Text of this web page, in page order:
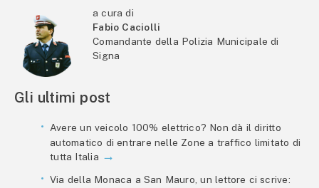
a cura di
Fabio Caciolli
Comandante della Polizia Municipale di
Signa
Gli ultimi post
Avere un veicolo 100% elettrico? Non dà il diritto
automatico di entrare nelle Zone a traffico limitato di
tutta Italia
Via della Monaca a San Mauro, un lettore ci scrive: